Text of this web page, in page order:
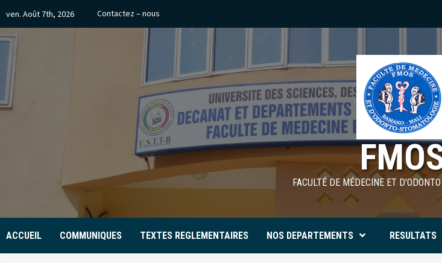
content
ven. Août 7th, 2026 Contactez – nous
FACULTÉ DE MÉDECINE ET
ACCUEIL COMMUNIQUES TEXTES REGLEMENTAIRES NOS DEPARTEMENTS RESULTATS